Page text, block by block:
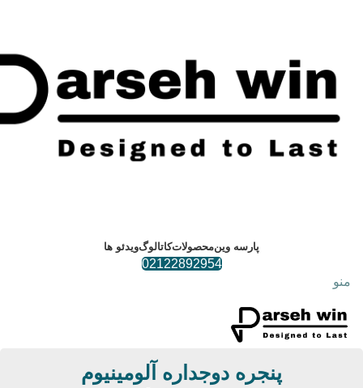
پارسه وینمحصولاتکاتالوگویدئو ها
02122892954
منو
پنجره دوجداره آلومینیوم